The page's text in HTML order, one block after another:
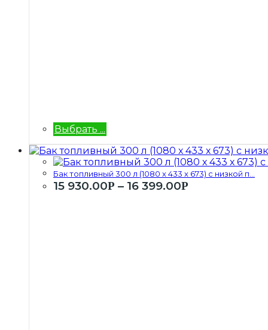
Выбрать ...
Бак топливный 300 л (1080 х 433 х 673) с низкой п...
15 930.00Р – 16 399.00Р